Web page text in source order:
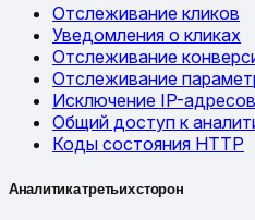
Отслеживание кликов
Уведомления о кликах
Отслеживание
Отслеживание
Исключение IP-адресов
Общий доступ к
Коды состояния HTTP
Аналитика третьих сторон